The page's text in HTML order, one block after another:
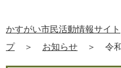
かすがい市民活動情報サイト
プ
＞ お知らせ ＞ 令